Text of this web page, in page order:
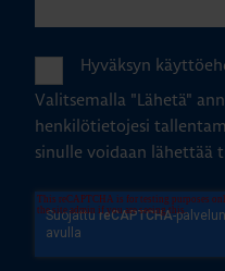
Hyväksyn
Valitsemalla "Lähetä"
henkilötietojesi
sinulle voidaan lähettää